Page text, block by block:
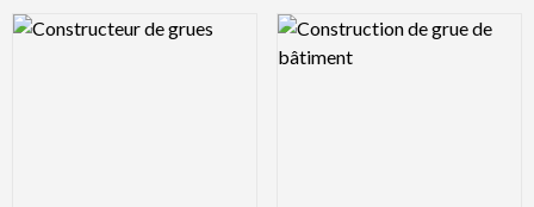
Logo Preview Image Logo Preview Image